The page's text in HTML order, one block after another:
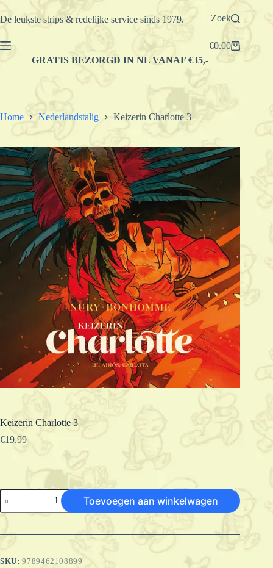
Ga
naar
De leukste strips & redelijke service sinds 1979. Zoek
Winkelwagen
€0.00
GRATIS BEZORGD IN NL VANAF €35,-
Home Nederlandstalig Keizerin Charlotte 3
Keizerin Charlotte 3
€19.99
Keizerin
Charlotte
3
Toevoegen aan winkelwagen
SKU:9789462108899